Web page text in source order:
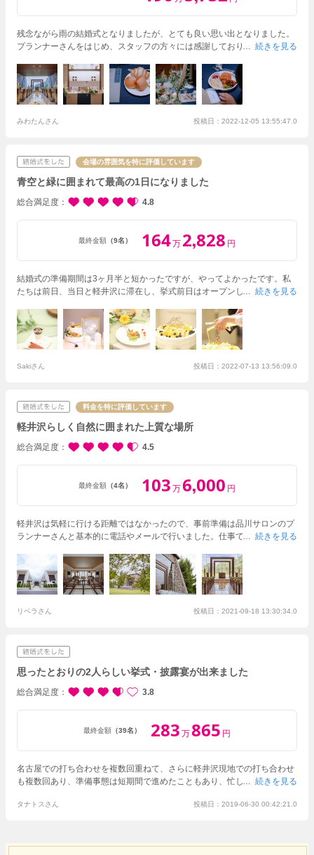
残念ながら雨の結婚式となりましたが、とても良い思い出となりました。
プランナーさんをはじめ、スタッフの方々には感謝しております。ただ、
のような外撮影を絶対にしたい！と考えている方は私のように雨となる可
能性は勿論あるので、前撮りなども検討した方が当日泣かずに済むと思い
ます。少人数婚のわりにピアノ演奏等の余興をしたり、ファーストミート
日もミスなく対応してくださいました。費用は見学時の見積りから挙式披
はもう少し見積りにいれておいてもらえばよかったなと思います。また、
ストを待たせてしまったかなと思うと、当日帰るゲストには申し訳ないと
いう思いがあり、後日お詫びをしました。しかし、総じて招待したゲスト
たと感じております。
続きを見る
みわたんさん 投稿日：2022-12-05 13:55:47.0
会場の雰囲気を特に評価しています
青空と緑に囲まれて最高の1日になりました
総合満足度 4.8
最終金額 （9名） 164万 2,828 円
結婚式の準備期間は3ヶ月半と短かったですが、やってよかったです。 私
たちは前日、当日と軽井沢に滞在し、挙式前日はオープンしたばかりの軽
き、リラックスした状態で当日を迎えることができました。前日は台風の
影響もあり雨でしたが、当日は朝から暑いぐらいの快晴で本当に最高の1
日になりました。 せっかくでしたので、挙式前のロケーション撮影は時間
えてよかったねと話しています。始まってみると体感時間は本当にあっと
思い出に残る結婚式になりました。家族婚、本当におすすめです！
とても感謝しています。悔いなく終われたのはフォレスターナ軽井沢の全
てのスタッフさんの細やかなおもてなし、対応のおかげです。本当にあり
続きを見る
Sakiさん 投稿日：2022-07-13 13:56:09.0
料金を特に評価しています
軽井沢らしく自然に囲まれた上質な場所
総合満足度 4.5
最終金額 （4名） 103 万6,000 円
軽井沢は気軽に行ける距離ではなかったので、事前準備は品川サロンのプ
ランナーさんと基本的に電話やメールで行いました。仕事で忙しい中でも
ださり大変助かりました。軽井沢らしく自然に囲まれた上質な場所で結婚
式を挙げることができました。また、平日だったためか貸切状態だったこ
とも良かったです。特にこだわったポイントは後撮りです。ゴルフ場での
ナ化でしたが、両親も大変喜んでくれて親孝行ができました。
続きを見る
リベラさん 投稿日：2021-09-18 13:30:34.0
思ったとおりの2人らしい挙式・披露宴が出来ました
総合満足度 3.8
最終金額 （39名） 283 万865 円
名古屋での打ち合わせを複数回重ねて、さらに軽井沢現地での打ち合わせ
も複数回あり、準備事態は短期間で進めたこともあり、忙しく感じまし
ておりましたが、担当の方がお忙しいのもあり、挙式本番までこちらのや
ージも、司会の方の進行も、セレクトした曲の演奏も、イメージしていた
続きを見る
タナトスさん 投稿日：2019-06-30 00:42:21.0